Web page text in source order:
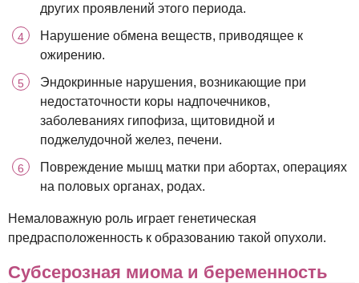
других проявлений этого периода.
Нарушение обмена веществ, приводящее к
ожирению.
Эндокринные нарушения, возникающие при
недостаточности коры надпочечников,
заболеваниях гипофиза, щитовидной и
поджелудочной желез, печени.
Повреждение мышц матки при абортах, операциях
на половых органах, родах.
Немаловажную роль играет генетическая
предрасположенность к образованию такой опухоли.
Субсерозная миома и беременность